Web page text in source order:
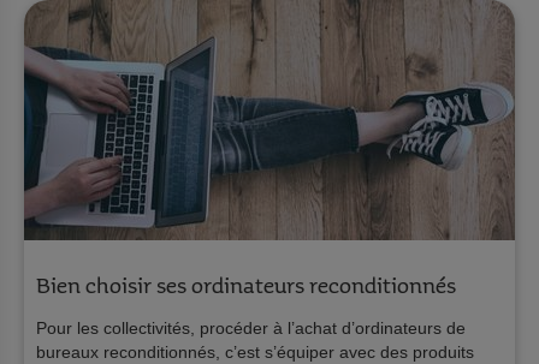
Bien choisir ses ordinateurs reconditionnés
Pour les collectivités, procéder à l’achat d’ordinateurs de
bureaux reconditionnés, c’est s’équiper avec des produits